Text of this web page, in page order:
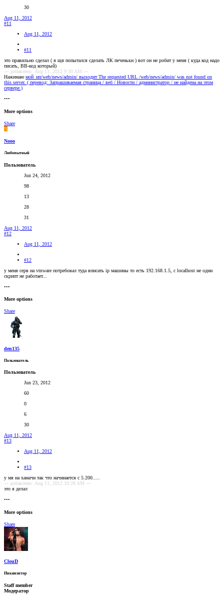
30
Aug 11, 2012
#11
Aug 11, 2012
#11
это правильно сделал ( я щя попытался сделать ЛК печеньки ) вот он не робит у меня ( куда код надо
писать, BB-код который)
--- добавлено: Aug 11, 2012 9:50 AM ---
Нажимаю мой_ип/web/news/admin/ выходит The requested URL /web/news/admin/ was not found on
this server. ( перевод: Запрашиваемая страница / веб / Новости / администратор / не найдена на этом
сервере.)
•••
More options
Share
N
Nooo
Любопытный
Пользователь
Jun 24, 2012
98
13
28
31
Aug 11, 2012
#12
Aug 11, 2012
#12
у меня серв на vmware потребовал туда вписать ip машины то есть 192.168.1.5, c localhost не один
скрипт не работает...
•••
More options
Share
den135
Пользователь
Пользователь
Jun 23, 2012
60
0
6
30
Aug 11, 2012
#13
Aug 11, 2012
#13
у мя на хамачи так что начинается с 5.200.....
--- добавлено: Aug 11, 2012 10:28 AM ---
это я делал
•••
More options
Share
ClouD
Инквизитор
Staff member
Модератор